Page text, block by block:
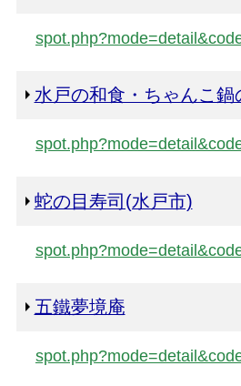
水戸の和食・ちゃんこ鍋
蛇の目寿司(水戸市)
五鐵夢境庵